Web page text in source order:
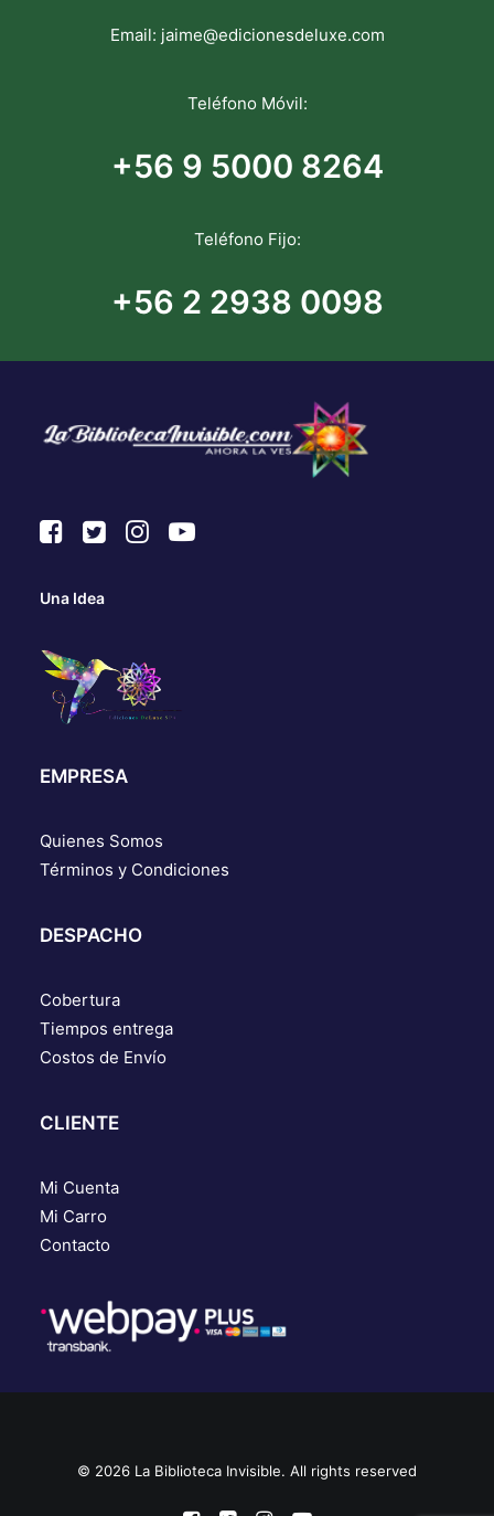
Email: jaime@edicionesdeluxe.com
Teléfono Móvil:
+56 9 5000 8264
Teléfono Fijo:
+56 2 2938 0098
Una Idea
EMPRESA
Quienes Somos
Términos y Condiciones
DESPACHO
Cobertura
Tiempos entrega
Costos de Envío
CLIENTE
Mi Cuenta
Mi Carro
Contacto
© 2026 La Biblioteca Invisible. All rights reserved